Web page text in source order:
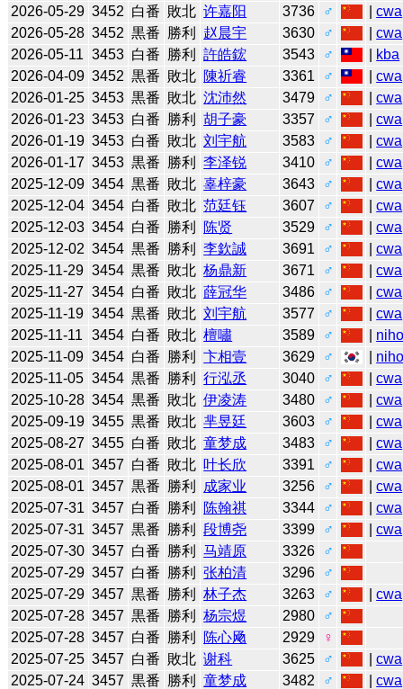
2026-05-29 3452 白番 敗北 许嘉阳 3736 ♂ |cwa
2026-05-28 3452 黒番 勝利 赵晨宇 3630 ♂ |cwa
2026-05-11 3453 白番 勝利 許皓鋐 3543 ♂ kba
2026-04-09 3452 黒番 敗北 陳祈睿 3361 ♂ |cwa
2026-01-25 3453 黒番 敗北 沈沛然 3479 ♂ |cwa
2026-01-23 3453 白番 勝利 胡子豪 3357 ♂ |cwa
2026-01-19 3453 白番 敗北 刘宇航 3583 ♂ |cwa
2026-01-17 3453 黒番 勝利 李泽锐 3410 ♂ |cwa
2025-12-09 3454 黒番 敗北 辜梓豪 3643 ♂ |cwa
2025-12-04 3454 白番 敗北 范廷钰 3607 ♂ |cwa
2025-12-03 3454 白番 勝利 陈贤 3529 ♂ |cwa
2025-12-02 3454 黒番 勝利 李欽誠 3691 ♂ |cwa
2025-11-29 3454 黒番 敗北 杨鼎新 3671 ♂ |cwa
2025-11-27 3454 白番 敗北 薛冠华 3486 ♂ |cwa
2025-11-19 3454 黒番 敗北 刘宇航 3577 ♂ |cwa
2025-11-11
3454 白番 敗北 檀嘯 3589 ♂
2025-11-09 3454 白番 勝利 卞相壹 3629 ♂
2025-11-05 3454 黒番 勝利 行泓丞 3040 ♂ |cwa
2025-10-28 3454 黒番 敗北 伊凌涛 3480 ♂ |cwa
2025-09-19 3455 黒番 敗北 芈昱廷 3603 ♂ |cwa
2025-08-27 3455 白番 敗北 童梦成 3483 ♂ |cwa
2025-08-01 3457 白番 敗北 叶长欣 3391 ♂ |cwa
2025-08-01 3457 黒番 勝利 成家业 3256 ♂ |cwa
2025-07-31 3457 白番 勝利 陈翰祺 3344 ♂ |cwa
2025-07-31 3457 黒番 勝利 段博尧 3399 ♂ |cwa
2025-07-30 3457 白番 勝利 马靖原 3326
♂
2025-07-29 3457 白番 勝利 张柏清 3296
♂
2025-07-29 3457 黒番 勝利 林子杰 3263 ♂ |cwa
2025-07-28 3457 黒番 勝利 杨宗煜 2980
♂
2025-07-28 3457 白番 勝利 陈心飏 2929
♀
2025-07-25 3457 白番 敗北 谢科 3625 ♂ |cwa
2025-07-24 3457 黒番 勝利 童梦成 3482 ♂ |cwa